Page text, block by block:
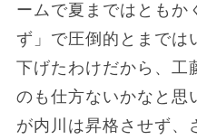
ームで夏まではともか
ず」で圧倒的とまでは
下げたわけだから、工
のも仕方ないかなと思
が内川は昇格させず、